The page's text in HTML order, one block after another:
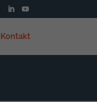
Kontakt